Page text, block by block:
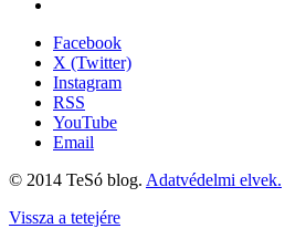
Facebook
X (Twitter)
Instagram
RSS
YouTube
Email
© 2014 TeSó blog. Adatvédelmi elvek.
Vissza a tetejére